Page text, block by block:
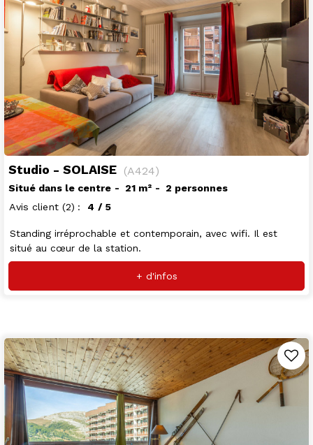
Studio - SOLAISE (A424)
Situé dans le centre 21 m²
2 personnes
Avis client (2) 4 / 5
Standing irréprochable et contemporain, avec wifi. Il est
situé au cœur de la station.
+ d'infos